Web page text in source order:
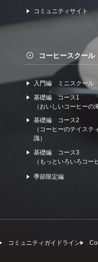
コミュニティサイト
コーヒースクール
入門編 ミニスクール
基礎編 コース1
（おいしいコーヒーの
基礎編 コース2
（コーヒーのテイステ
識）
基礎編 コース3
（もっといろいろコー
季節限定編
コミュニティガイドライン